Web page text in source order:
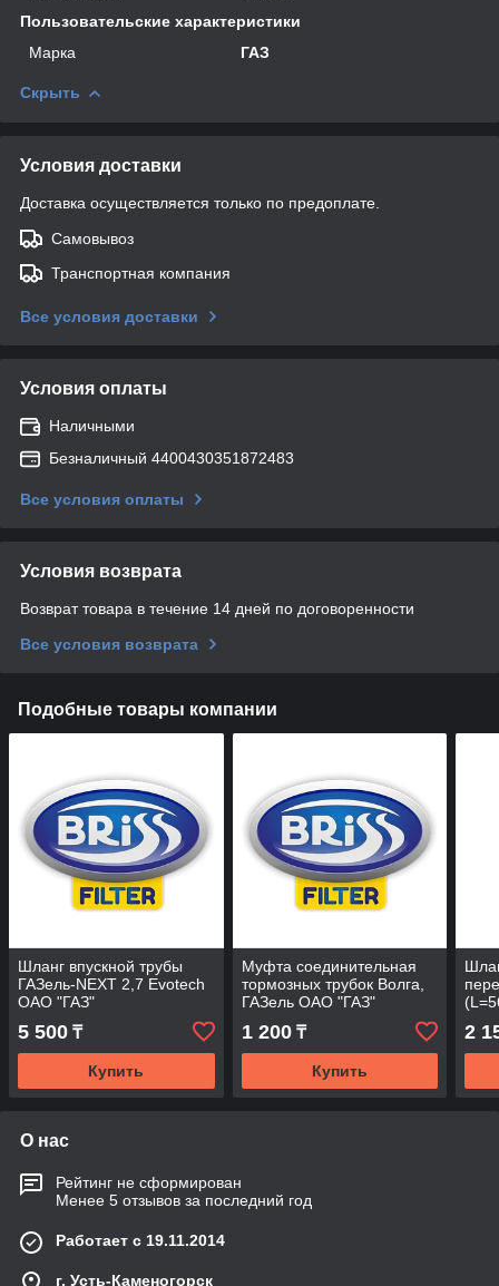
Пользовательские характеристики
Марка
ГАЗ
Скрыть
Условия доставки
Доставка осуществляется только по предоплате.
Самовывоз
Транспортная компания
Все условия доставки
Условия оплаты
Наличными
Безналичный 4400430351872483
Все условия оплаты
Условия возврата
Возврат товара в течение 14 дней по договоренности
Все условия возврата
Подобные товары компании
Шланг впускной трубы
ГАЗель-NEXT 2,7 Evotech
ОАО "ГАЗ"
5 500 ₸
Купить
Муфта соединительная
тормозных трубок Волга,
ГАЗель ОАО "ГАЗ"
1 200₸
Купить
2
О нас
Рейтинг не сформирован
Менее 5 отзывов за последний год
Работает с 19.11.2014
г. Усть-Каменогорск